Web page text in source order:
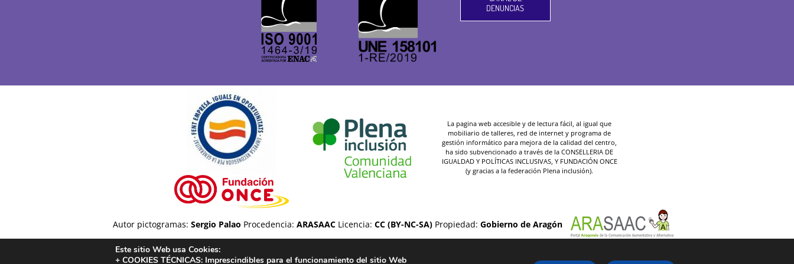
DENUNCIAS
La pagina web accesible y de lectura fácil, al igual que
mobiliario de talleres, red de internet y programa de
gestión informático para mejora de la calidad del centro,
ha sido subvencionado a través de la CONSELLERIA DE
IGUALDAD Y POLÍTICAS INCLUSIVAS, Y FUNDACIÓN ONCE
(y gracias a la federación Plena inclusión).
Autor pictogramas: Sergio Palao Procedencia: ARASAACLicencia: CC (BY-NC-SA)Propiedad: Gobierno de Aragón
Aviso legal-Política de privacidad
Este sitio Web usa Cookies:
+ COOKIES TÉCNICAS:Imprescindibles para el funcionamiento del sitio Web